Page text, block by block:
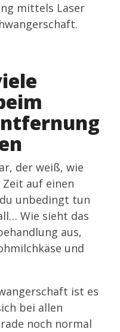
mittels Laser
der weiß, wie
Zeit auf einen
unbedingt tun
Wie sieht das
aus,
und
ist es
bei allen
noch normal